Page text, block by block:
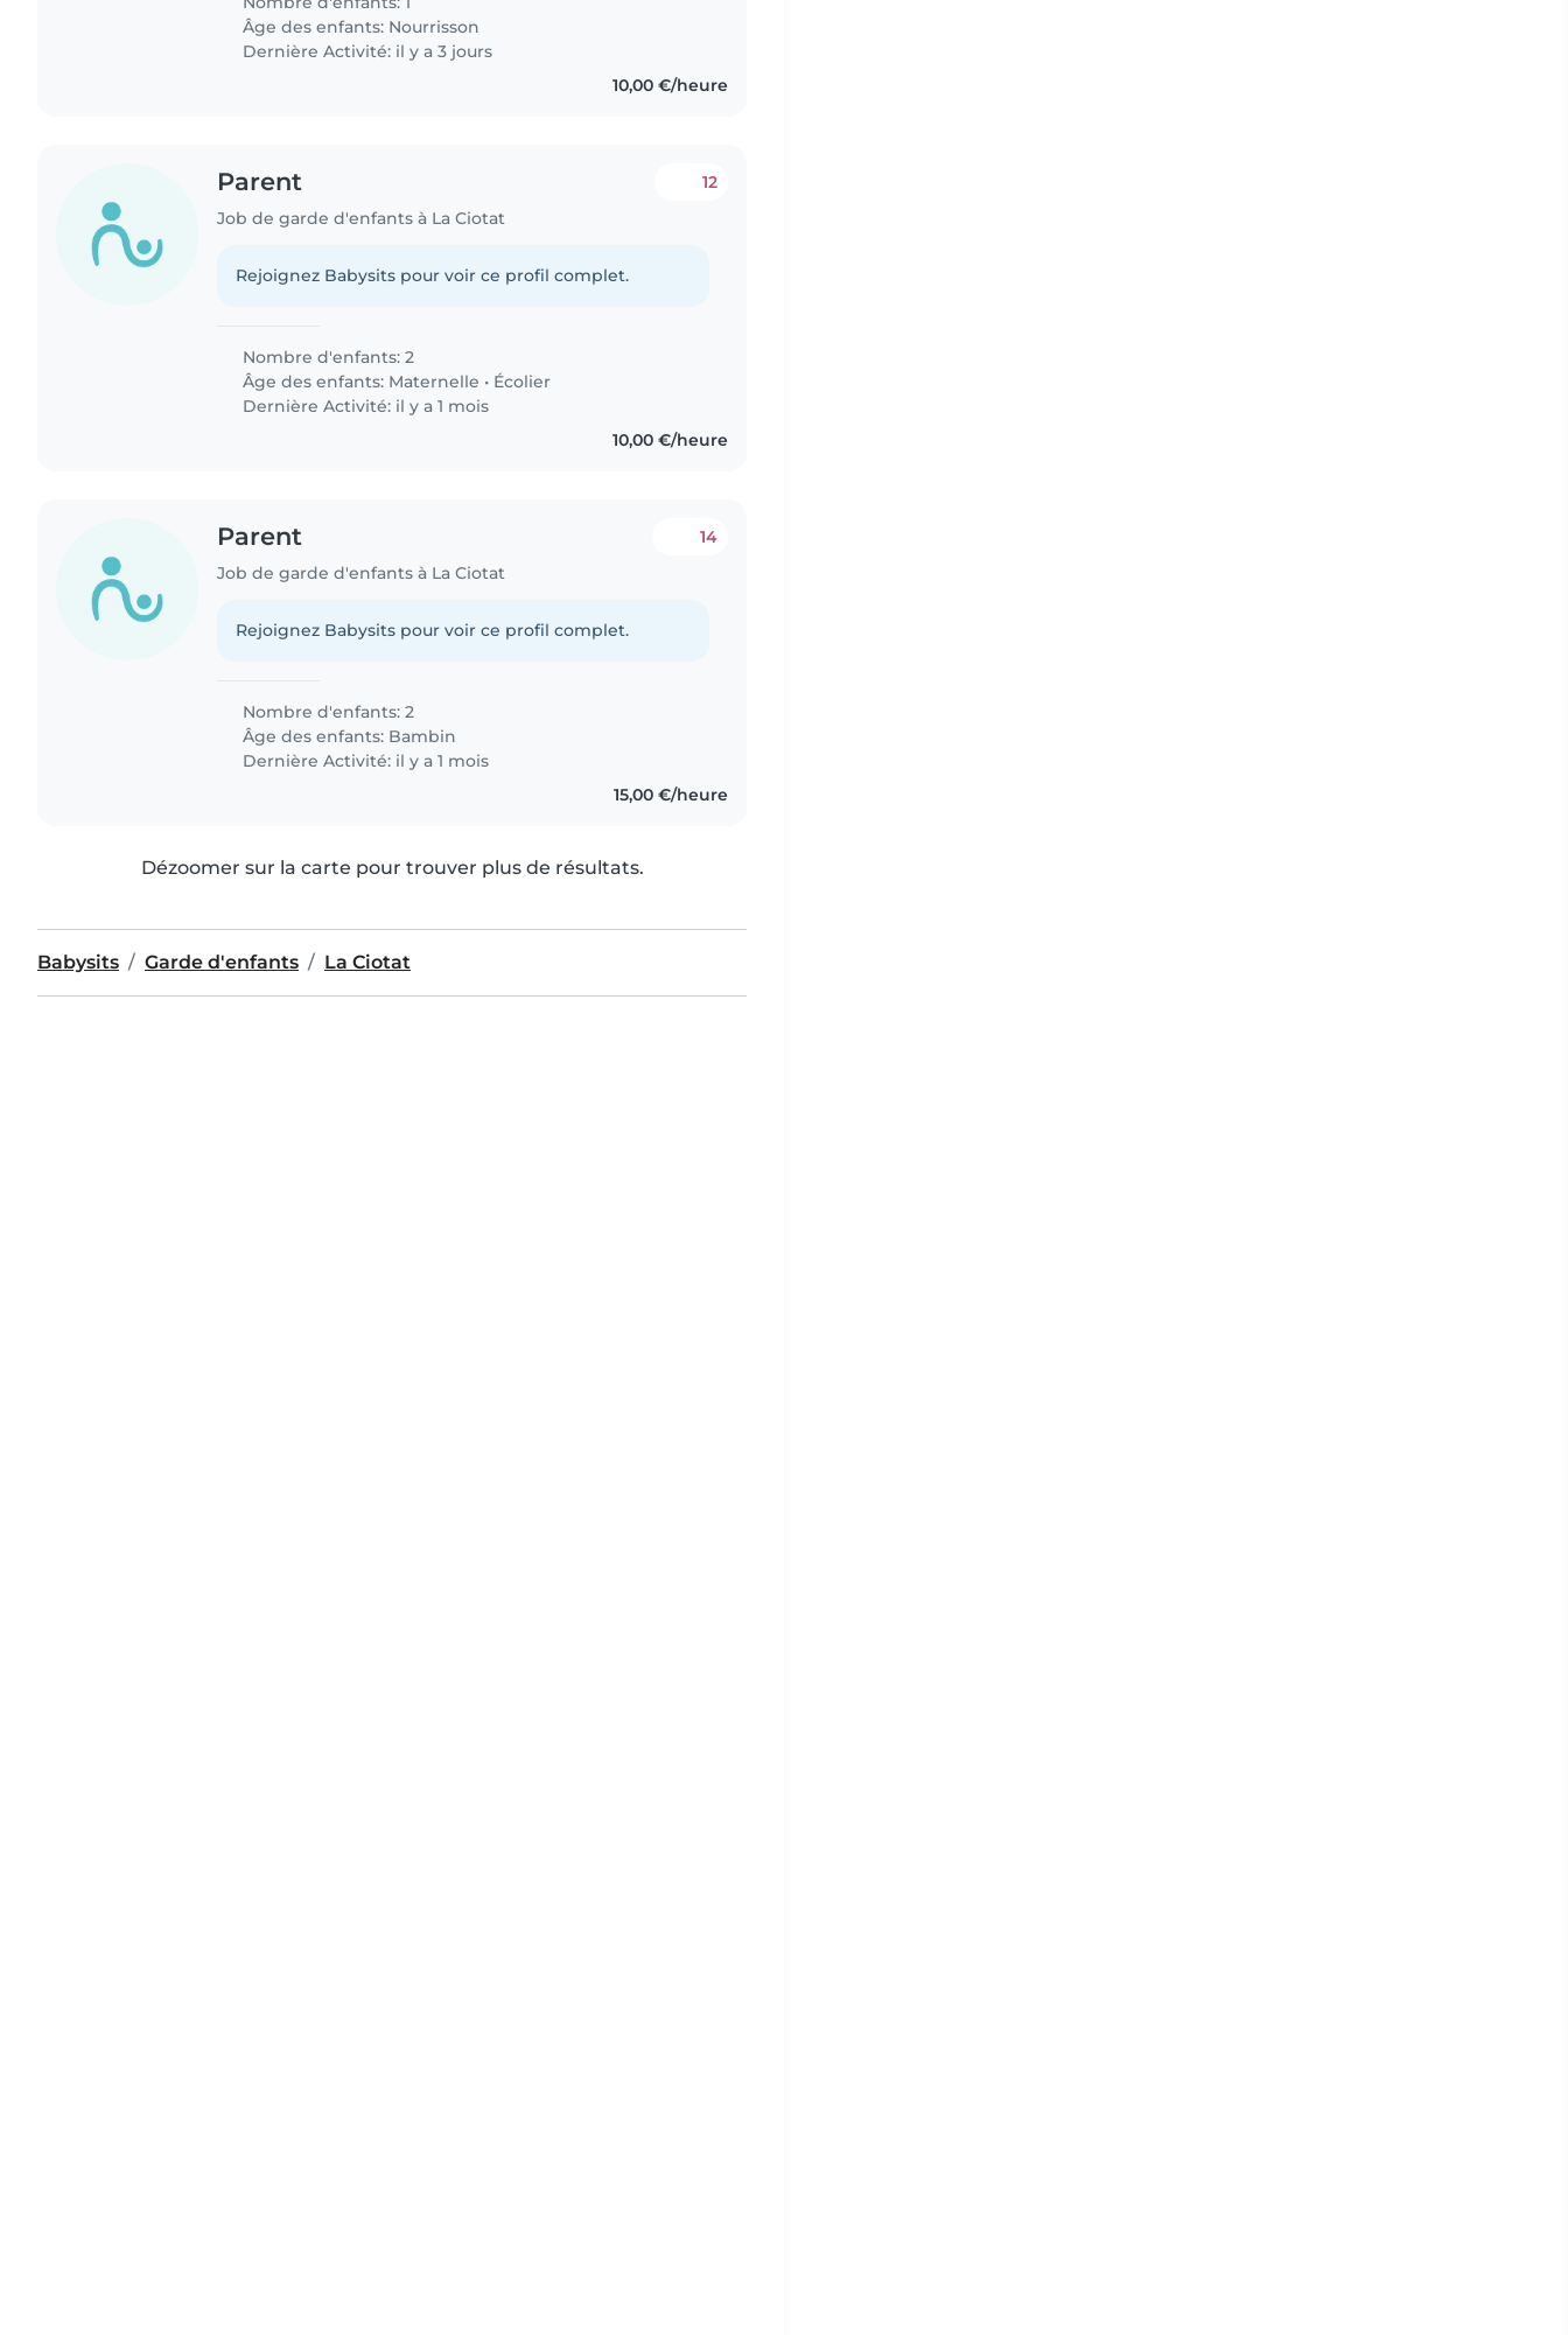
Âge des enfants: Nourrisson
Dernière Activité: il y a 3 jours
10,00 €/heure
Parent
Job de garde d'enfants à La Ciotat
12
Rejoignez Babysits pour voir ce profil complet.
Nombre d'enfants: 2
Âge des enfants: Maternelle • Écolier
Dernière Activité: il y a 1 mois
10,00 €/heure
Parent
Job de garde d'enfants à La Ciotat
14
Rejoignez Babysits pour voir ce profil complet.
Nombre d'enfants: 2
Âge des enfants: Bambin
Dernière Activité: il y a 1 mois
15,00 €/heure
Dézoomer sur la carte pour trouver plus de résultats.
Babysits Garde d'enfants La Ciotat